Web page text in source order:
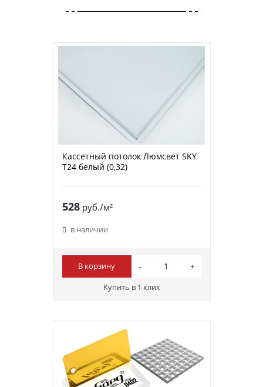
Кассетный потолок Люмсвет SKY
Т24 белый (0,32)
528руб./м²
в наличии
В корзину
Купить в 1 клик